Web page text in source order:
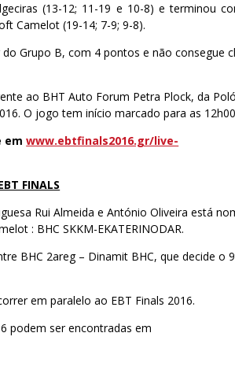
(13-12; 11-19 e 10-8) e terminou
Camelot (19-14; 7-9; 9-8).
Grupo B, com 4 pontos e não consegue
ao BHT Auto Forum Petra Plock, da
O jogo tem início marcado para as
emwww.ebtfinals2016.gr/live-
FINALS
Rui Almeida e António Oliveira está
: BHC SKKM-EKATERINODAR.
BHC 2areg – Dinamit BHC, que decide o
em paralelo ao EBT Finals 2016.
podem ser encontradas em